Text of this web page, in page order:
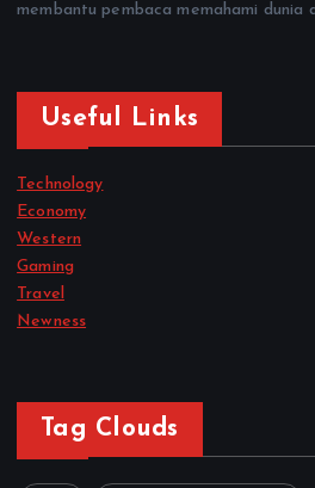
membantu pembaca memahami dunia
Useful Links
Technology
Economy
Western
Gaming
Travel
Newness
Tag Clouds